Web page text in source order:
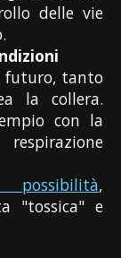
delle vie
futuro, tanto
la collera.
con la
,
"tossica" e